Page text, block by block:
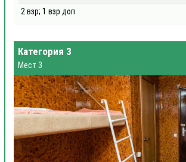
2 взр; 1 взр доп
Категория 3
Мест 3